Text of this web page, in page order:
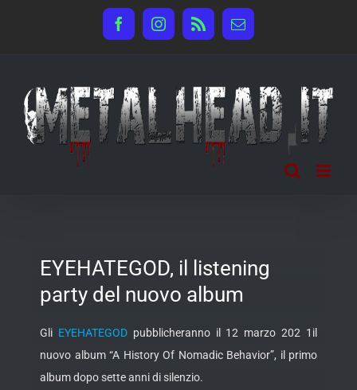
FacebookInstagram
Rss Email
EYEHATEGOD, il listening
party del nuovo album
Gli EYEHATEGODpubblicheranno il 12 marzo 202 1il
nuovo album “A History Of Nomadic Behavior”, il primo
album dopo sette anni di silenzio.